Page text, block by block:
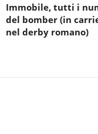
Immobile, tutti i
del bomber (in
nel derby romano)